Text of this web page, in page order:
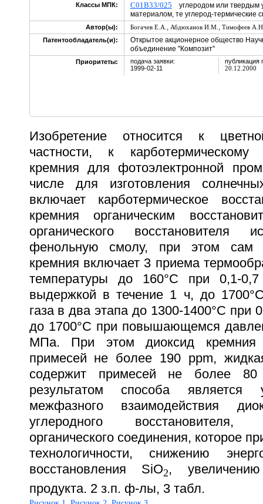
Классы МПК: C01B33/025 углеродом или твердым
материалом, те углерод-термические
Автор(ы): Богачев Е.А. , Абдюханов И.М. , Тимофеев
Патентообладатель(и):
Открытое акционерное общество
объединение "Композит"
Приоритеты:
подача заявки:
1999-02-11
публикация
20.12.2000
Изобретение относится к
частности, к
кремния для фотоэлектронной
числе для изготовления
включает карботермическое
кремния органическим
органического восстановителя
фенольную смолу, при этом сам
кремния включает 3 приема
температуры до 160°С при 0,1-
выдержкой в течение 1 ч, до
газа в два этапа до 1300-1400°С при
до 1700°С при повышающемся
МПа. При этом диоксид кремния
примесей не более 190 ррm,
содержит примесей не более 80
результатом способа является
межфазного взаимодействия
углеродного
органического соединения, которое
технологичности, снижению
восстановления SiO2,
продукта. 2 з.п. ф-лы, 3 табл.